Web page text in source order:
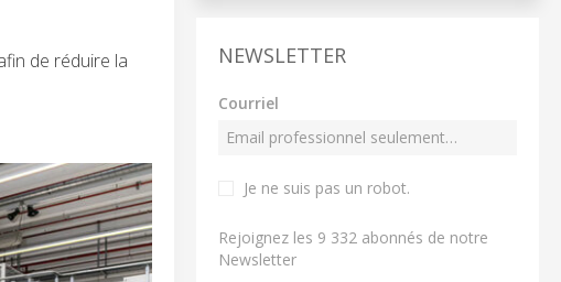
de réduire la
NEWSLETTER
Courriel
Je ne suis pas un robot.
Rejoignez les 9 332 abonnés de notre
Newsletter